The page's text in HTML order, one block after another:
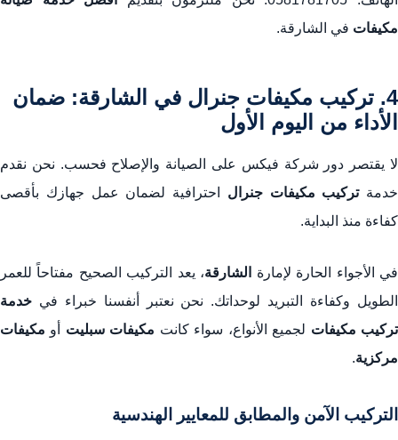
مكيفات في الشارقة.
4. تركيب مكيفات جنرال في الشارقة: ضمان
الأداء من اليوم الأول
لا يقتصر دور شركة فيكس على الصيانة والإصلاح فحسب. نحن نقدم
خدمةتركيب مكيفات جنرال احترافية لضمان عمل جهازك بأقصى
كفاءة منذ البداية.
في الأجواء الحارة لإمارة الشارقة، يعد التركيب الصحيح مفتاحاً للعمر
الطويل وكفاءة التبريد لوحداتك. نحن نعتبر أنفسنا خبراء في خدمة
تركيب مكيفات لجميع الأنواع، سواء كانت مكيفات سبليت أو مكيفات
مركزية.
التركيب الآمن والمطابق للمعايير الهندسية